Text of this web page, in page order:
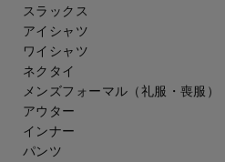
スラックス
アイシャツ
ワイシャツ
ネクタイ
メンズフォーマル （礼服・喪服）
アウター
インナー
パンツ